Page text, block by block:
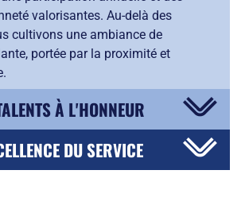
valorisantes. Au-delà des
cultivons une ambiance de
portée par la proximité et
À L'HONNEUR
DU SERVICE